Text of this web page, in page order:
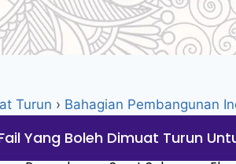
Turun › Bahagian Pembangunan
Yang Boleh Dimuat Turun